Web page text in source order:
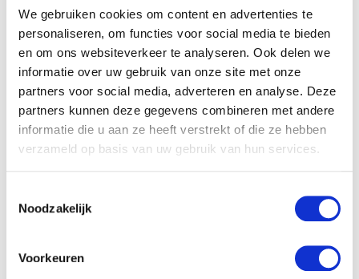
We gebruiken cookies om content en advertenties te
personaliseren, om functies voor social media te bieden
en om ons websiteverkeer te analyseren. Ook delen we
informatie over uw gebruik van onze site met onze
partners voor social media, adverteren en analyse. Deze
partners kunnen deze gegevens combineren met andere
informatie die u aan ze heeft verstrekt of die ze hebben
verzameld op basis van uw gebruik van hun services.
Noodzakelijk
Voorkeuren
Techniek
Monteur Hekwerken &
Toegangssystemen
40 uur
Arkel
Full time